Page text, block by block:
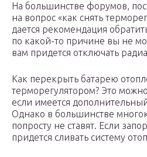
На большинстве форумов,
на вопрос «как снять
дается рекомендация
по какой-то причине вы не
вам придется отключать
Как перекрыть батарею
терморегулятором? Это
если имеется
Однако в большинстве
попросту не ставят. Если
придется сливать систему